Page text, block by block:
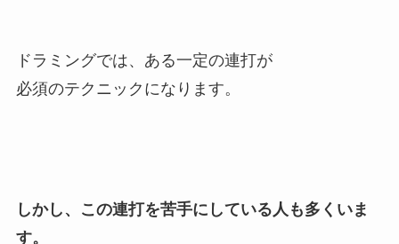
ドラミングでは、ある一定の連打が
必須のテクニックになります。
しかし、この連打を苦手にしている人も多くいま
す。